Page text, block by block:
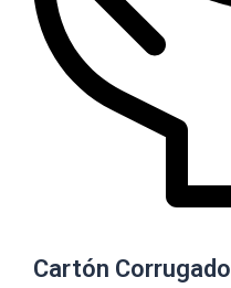
Cartón Corrugado